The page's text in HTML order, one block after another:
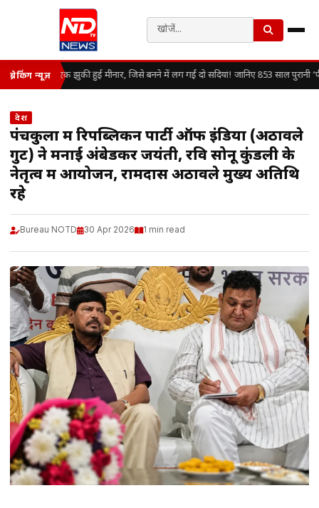
ब्रेकिंग न्यूज़ एक झुकी हुई मीनार, जिसे बनने में लग गईं दो सदियां! जानिए 853 साल पुरानी
देश
पंचकुला में रिपब्लिकन पार्टी ऑफ इंडिया (अठावले
गुट) ने मनाई अंबेडकर जयंती, रवि सोनू कुंडली के
नेतृत्व में आयोजन, रामदास अठावले मुख्य अतिथि
रहे
Bureau NOTD 30 Apr 2026 1 min read